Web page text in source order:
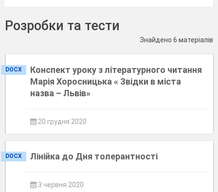
Розробки та тести
Знайдено 6 матеріалів
DOCX
Конспект уроку з літературного читання
Марія Хоросницька « Звідки в міста
назва – Львів»
20 грудня 2020
DOCX Лінійка до Дня толерантності
3 червня 2020